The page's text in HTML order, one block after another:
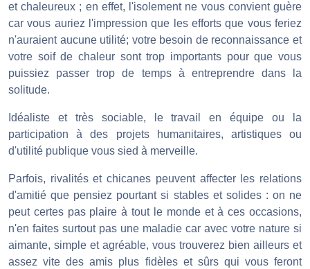
et chaleureux ; en effet, l'isolement ne vous convient guère
car vous auriez l'impression que les efforts que vous feriez
n'auraient aucune utilité; votre besoin de reconnaissance et
votre soif de chaleur sont trop importants pour que vous
puissiez passer trop de temps à entreprendre dans la
solitude.
Idéaliste et très sociable, le travail en équipe ou la
participation à des projets humanitaires, artistiques ou
d'utilité publique vous sied à merveille.
Parfois, rivalités et chicanes peuvent affecter les relations
d'amitié que pensiez pourtant si stables et solides : on ne
peut certes pas plaire à tout le monde et à ces occasions,
n'en faites surtout pas une maladie car avec votre nature si
aimante, simple et agréable, vous trouverez bien ailleurs et
assez vite des amis plus fidèles et sûrs qui vous feront